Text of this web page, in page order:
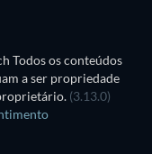
Todos os conteúdos
a ser propriedade
(3.13.0)